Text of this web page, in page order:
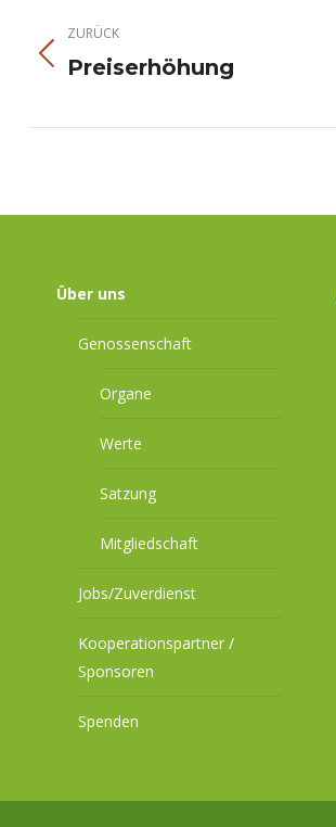
ZURÜCK
Vorheriger
Preiserhöhung
Über uns
Genossenschaft
Organe
Werte
Satzung
Mitgliedschaft
Jobs/Zuverdienst
Kooperationspartner /
Sponsoren
Spenden